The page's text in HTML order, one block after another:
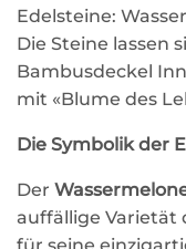
Edelsteine:
Die Steine lassen
Bambusdeckel
mit «Blume des
Die Symbolik der
Der
auffällige Varietät
für seine